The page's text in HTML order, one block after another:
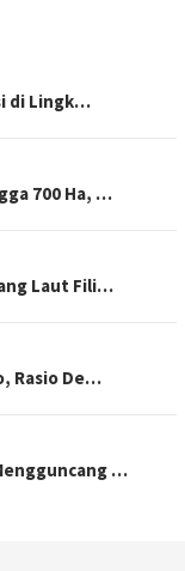
di Lingk…
700 Ha, …
Laut Fili…
Rasio De…
…